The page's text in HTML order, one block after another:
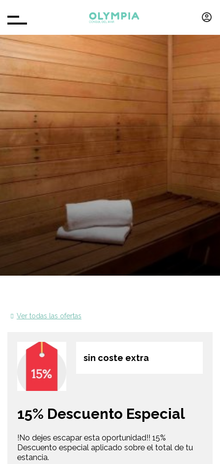
RESERVAR
Ver todas las ofertas
sin coste extra
15% Descuento Especial
!No dejes escapar esta oportunidad!! 15%
Descuento especial aplicado sobre el total de tu
estancia.